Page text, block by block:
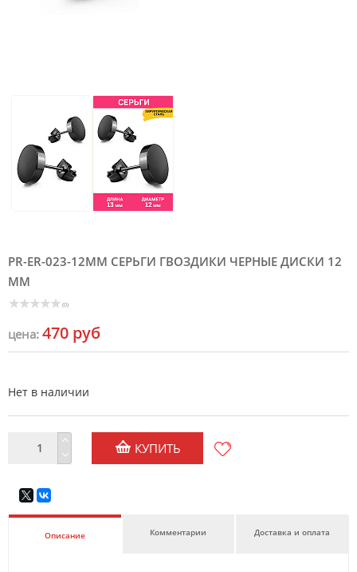
PR-ER-023-12MM СЕРЬГИ ГВОЗДИКИ ЧЕРНЫЕ ДИСКИ 12
ММ
(0)
цена: 470 руб
Нет в наличии
КУПИТЬ
Описание Комментарии Доставка и оплата